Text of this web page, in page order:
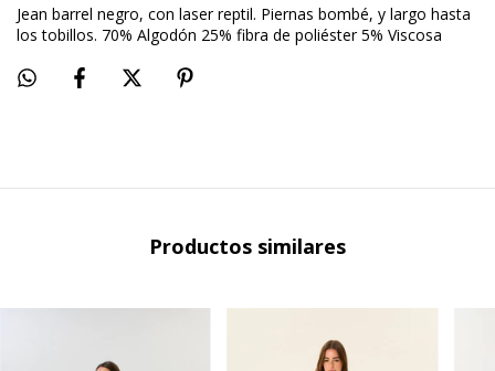
Jean barrel negro, con laser reptil. Piernas bombé, y largo hasta
los tobillos. 70% Algodón 25% fibra de poliéster 5% Viscosa
Productos similares